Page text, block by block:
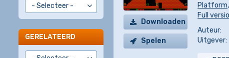
Downloaden
Spelen
Platform,
Full
Auteur:
Uitgever:
GERELATEERD